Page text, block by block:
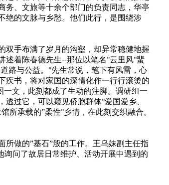
务、文旅等十余个部门的负责同志，华亭
绝的文脉与乡愁。他们此行，是围绕涉
双手布满了岁月的沟壑，却异常稳健地握
述着陈春德先生--那位以笔名"云里风"蜚
路与公益。 "先生常说，笔下有风雷，心
疾书，将对家国的深情化作一行行滚烫的
文，此刻都成了生动的注脚。调研组一
透过它，可以窥见侨胞群体"爱国爱乡、
所承载的”柔性"乡情，在此刻交织融合。
所做的”基石”般的工作。王乌妹副主任指
问了故居日常维护、活动开展中遇到的